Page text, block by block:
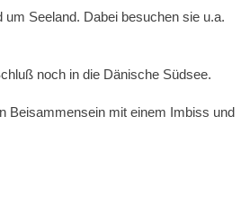
Seeland. Dabei besuchen sie u.a.
noch in die Dänische Südsee.
Beisammensein mit einem Imbiss und